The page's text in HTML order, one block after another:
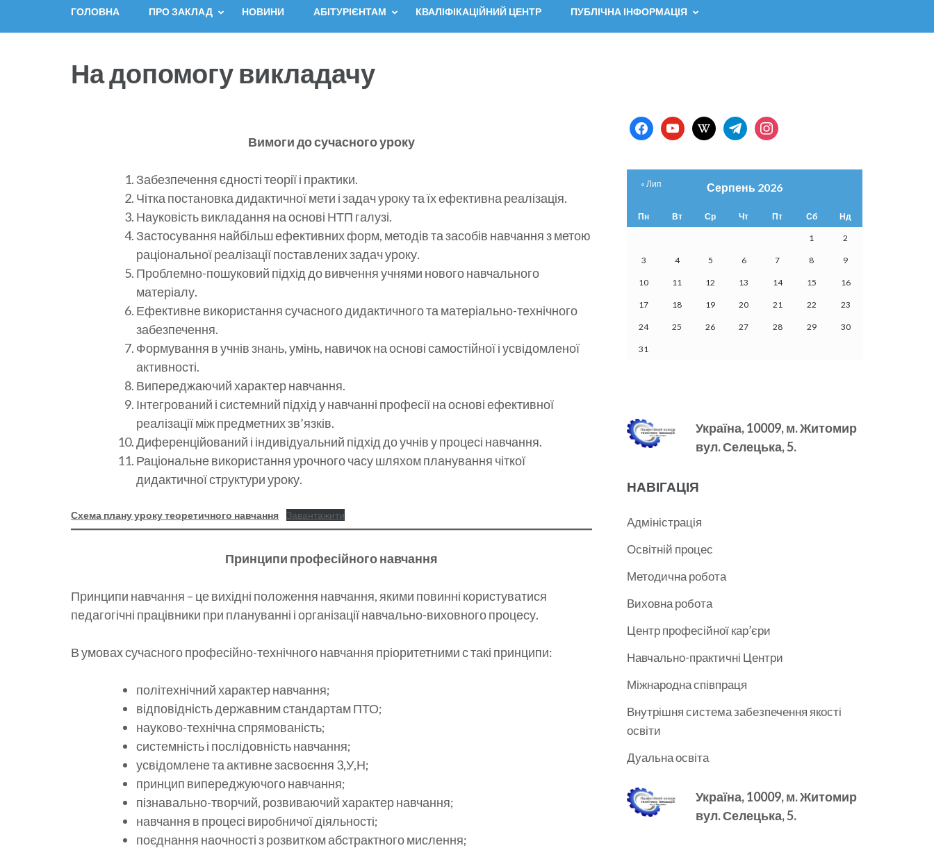
ГОЛОВНА ПРО ЗАКЛАД НОВИНИ АБІТУРІЄНТАМ КВАЛІФІКАЦІЙНИЙ ЦЕНТР ПУБЛІЧНА ІНФОРМАЦІЯ
На допомогу викладачу
Вимоги до сучасного уроку
Забезпечення єдності теорії і практики.
Чітка постановка дидактичної мети і задач уроку та їх ефективна реалізація.
Науковість викладання на основі НТП галузі.
Застосування найбільш ефективних форм, методів та засобів навчання з метою
раціональної реалізації поставлених задач уроку.
Проблемно-пошуковий підхід до вивчення учнями нового навчального
матеріалу.
Ефективне використання сучасного дидактичного та матеріально-технічного
забезпечення.
Формування в учнів знань, умінь, навичок на основі самостійної і усвідомленої
активності.
Випереджаючий характер навчання.
Інтегрований і системний підхід у навчанні професії на основі ефективної
реалізації між предметних зв’язків.
Диференційований і індивідуальний підхід до учнів у процесі навчання.
Раціональне використання урочного часу шляхом планування чіткої
дидактичної структури уроку.
Схема плану уроку теоретичного навчання Завантажити
Принципи професійного навчання
Принципи навчання – це вихідні положення навчання, якими повинні користуватися
педагогічні працівники при плануванні і організації навчально-виховного процесу.
В умовах сучасного професійно-технічного навчання пріоритетними с такі принципи:
політехнічний характер навчання;
відповідність державним стандартам ПТО;
науково-технічна спрямованість;
системність і послідовність навчання;
усвідомлене та активне засвоєння 3,У,Н;
принцип випереджуючого навчання;
пізнавально-творчий, розвиваючий характер навчання;
навчання в процесі виробничої діяльності;
поєднання наочності з розвитком абстрактного мислення;
facebookyoutubewikipediatelegraminstagram
Серпень 2026
Пн Вт Ср Чт Пт Сб Нд
1 2
3 4 5 6 7 8 9
10 11 12 13 14 15 16
17 18 19 20 21 22 23
24 25 26 27 28 29 30
31
« Лип
Україна, 10009, м.Житомир
вул. Селецька, 5.
НАВІГАЦІЯ
Адміністрація
Освітній процес
Методична робота
Виховна робота
Центр професійної кар’єри
Навчально-практичні Центри
Міжнародна співпраця
Внутрішня система забезпечення якості
освіти
Дуальна освіта
Україна, 10009, м.Житомир
вул. Селецька, 5.